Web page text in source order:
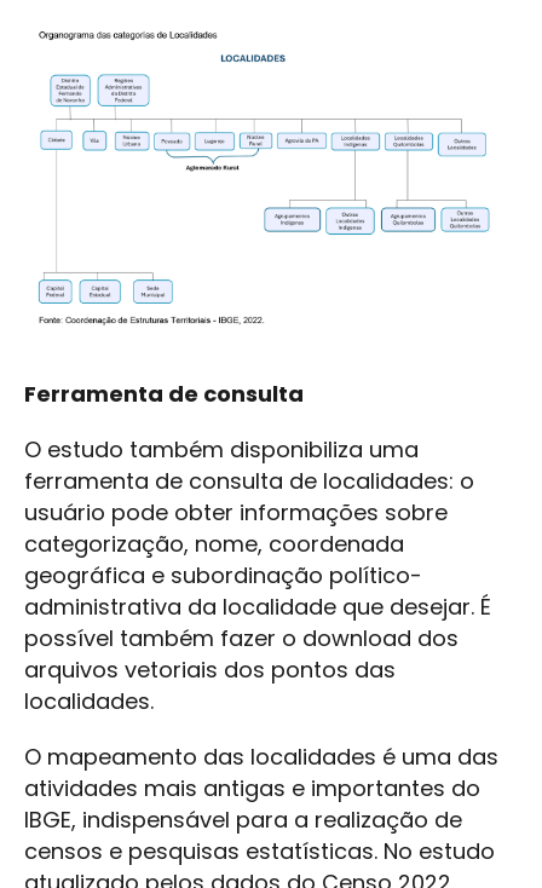
Ferramenta de consulta
O estudo também disponibiliza uma
ferramenta de consulta de localidades: o
usuário pode obter informações sobre
categorização, nome, coordenada
geográfica e subordinação político-
administrativa da localidade que desejar. É
possível também fazer o download dos
arquivos vetoriais dos pontos das
localidades.
O mapeamento das localidades é uma das
atividades mais antigas e importantes do
IBGE, indispensável para a realização de
censos e pesquisas estatísticas. No estudo